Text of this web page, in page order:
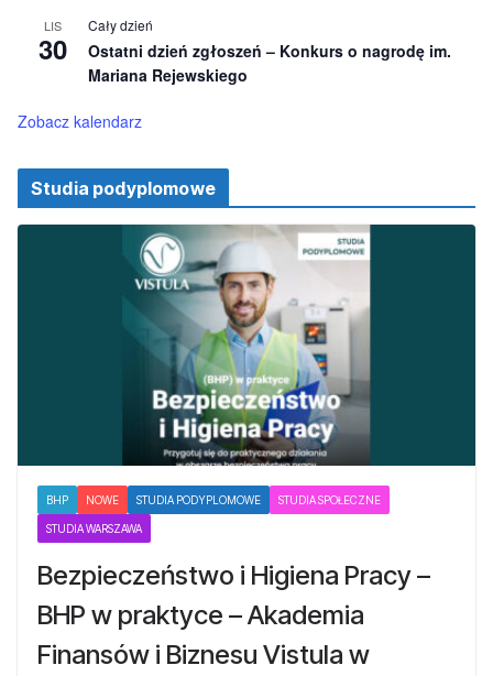
o
n
e
LIS
30
Cały dzień
Ostatni dzień zgłoszeń – Konkurs o nagrodę im.
Mariana Rejewskiego
Zobacz kalendarz
Studia podyplomowe
BHP NOWE STUDIA PODYPLOMOWE STUDIA SPOŁECZNE
STUDIA WARSZAWA
Bezpieczeństwo i Higiena Pracy –
BHP w praktyce – Akademia
Finansów i Biznesu Vistula w